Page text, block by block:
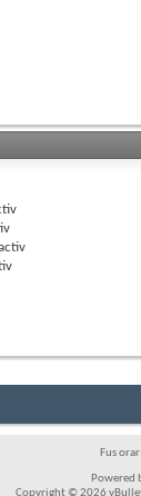
Fus
Powered
Copyright © 2026